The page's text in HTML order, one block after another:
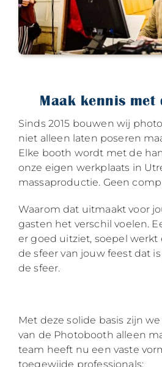
Maak kennis met
Sinds 2015 bouwen wij
niet alleen laten poseren
Elke booth wordt met de
onze eigen werkplaats in
massaproductie. Geen
Waarom dat uitmaakt voor
gasten het verschil voelen.
er goed uitziet, soepel werkt
de sfeer van jouw feest dat
de sfeer.
Met deze solide basis zijn
van de Photobooth alleen
team heeft nu een vaste
toegewijde professionals: